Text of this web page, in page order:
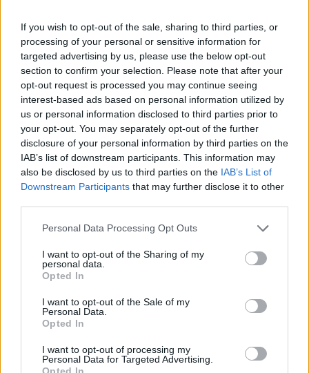
If you wish to opt-out of the sale, sharing to third parties, or
processing of your personal or sensitive information for
targeted advertising by us, please use the below opt-out
section to confirm your selection. Please note that after your
opt-out request is processed you may continue seeing
interest-based ads based on personal information utilized by
us or personal information disclosed to third parties prior to
your opt-out. You may separately opt-out of the further
disclosure of your personal information by third parties on the
IAB’s list of downstream participants. This information may
also be disclosed by us to third parties on the IAB’s List of
Downstream Participants that may further disclose it to other
Personal Data Processing Opt Outs
I want to opt-out of the Sharing of my
personal data.
Opted In
I want to opt-out of the Sale of my
Personal Data.
Opted In
I want to opt-out of processing my
Personal Data for Targeted Advertising.
Opted In
Katanias për shkak të hirit
vullkanik
Esim for Global
for Turkey|Esim for Germany|Esim for Greece|